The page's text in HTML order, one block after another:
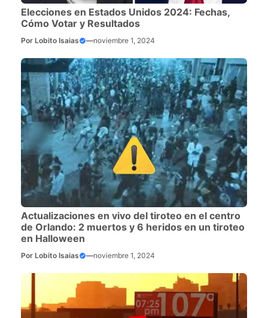
Elecciones en Estados Unidos 2024: Fechas,
Cómo Votar y Resultados
Por Lobito Isaias —noviembre 1, 2024
Actualizaciones en vivo del tiroteo en el centro
de Orlando: 2 muertos y 6 heridos en un tiroteo
en Halloween
Por Lobito Isaias —noviembre 1, 2024